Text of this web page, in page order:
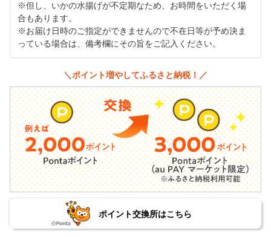
※但し、いかの水揚げが不定期なため、お時間をいただく場
合もあります。
※お届け日時のご指定ができませんので不在日等が予め決ま
っている場合は、備考欄にその旨をご記入ください。
＼ポイント増やしてふるさと納税！／
ポイント交換所はこちら